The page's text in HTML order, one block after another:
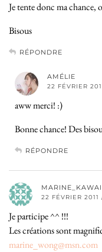
Je tente donc ma chance,
Bisous
RÉPONDRE
AMÉLIE
22 FÉVRIER
aww merci! :)
Bonne chance! Des
RÉPONDRE
22 FÉVRIER
Je participe ^^ !!!
Les créations sont
marine_wong@msn.com